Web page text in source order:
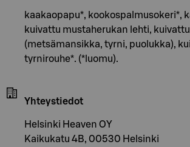
kaakaopapu*, kookospalmusokeri*,
kuivattu mustaherukan lehti,
(metsämansikka, tyrni, puolukka),
tyrnirouhe*. (*luomu).
Yhteystiedot
Helsinki Heaven OY
Kaikukatu 4B, 00530 Helsinki